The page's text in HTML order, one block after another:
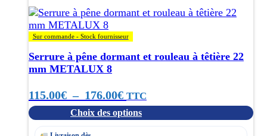
Sur commande - Stock fournisseur
Serrure à pêne dormant et rouleau à têtière 22
mm METALUX 8
115.00€ – 176.00€Plage
de
TTC
Choix des options
a
plusieurs
variations.
Les
options
peuvent
choisies
sur
la
page